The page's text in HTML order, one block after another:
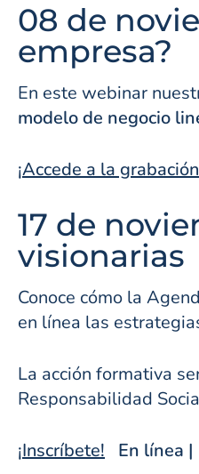
08 de
empresa?
En este webinar
modelo de negocio
¡Accede a la
17 de
visionarias
Conoce cómo la
en línea las
La acción formativa
Responsabilidad
¡Inscríbete! En línea